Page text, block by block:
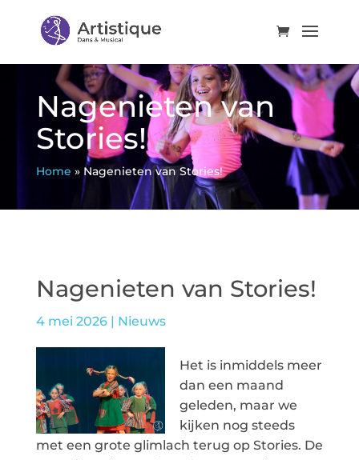
Nagenieten van
Stories!
Home » Nagenieten van Stories!
Nagenieten van Stories!
4 mei 2026| Nieuws
Het is inmiddels meer
dan een maand
geleden, maar we
kijken nog steeds
met een grote glimlach terug op Stories. De